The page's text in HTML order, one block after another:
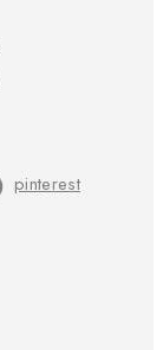
pinterest